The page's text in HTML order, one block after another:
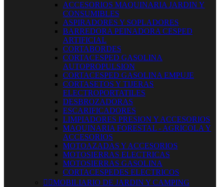
ACCESORIOS MAQUINARIA JARDIN Y
CONSUMIBLES
ASPIRADORES Y SOPLADORES
BARREDORA PEINADORA CESPED
ARTIFICIAL
CORTABORDES
CORTACESPED GASOLINA
AUTOPROPULSION
CORTACESPED GASOLINA EMPUJE
CORTASETOS Y TIJERAS
ELECTROPORTATILES
DESBROZADORAS
ESCARIFICADORES
LIMPIADORES PRESION Y ACCESORIOS
MAQUINARIA FORESTAL - AGRICOLA Y
ACCESORIOS
MOTOAZADAS Y ACCESORIOS
MOTOSIERRAS ELECTRICAS
MOTOSIERRAS GASOLINA
CORTACESPEDES ELECTRICOS
 MOBILIARIO DE JARDIN Y CAMPING